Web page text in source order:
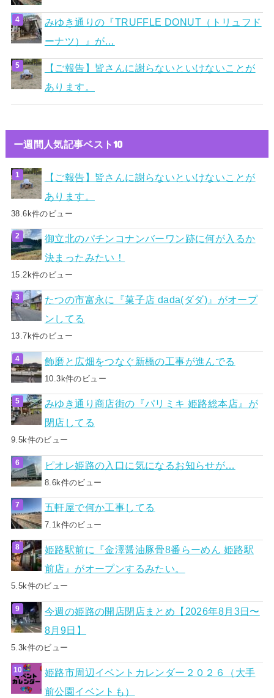
みゆき通りの『TRUFFLE DONUT（トリュフド
ーナツ）』が…
【ご報告】皆さんに謝らないといけないことが
あります。
ー週間人気記事ベスト10
【ご報告】皆さんに謝らないといけないことが
あります。
38.6k件のビュー
御立北のパチンコナンバーワン跡に何が入るか
決まったみたい！
15.2k件のビュー
たつの市富永に『菓子店 dada(ダダ)』がオープ
ンしてる
13.7k件のビュー
飾磨と広畑をつなぐ新橋の工事が進んでる
10.3k件のビュー
みゆき通り商店街の『パリミキ 姫路総本店』が
閉店してる
9.5k件のビュー
ピオレ姫路の入口に気になるお知らせが…
8.6k件のビュー
五軒屋で何か工事してる
7.1k件のビュー
姫路駅前に『金澤醤油豚骨8番らーめん 姫路駅
前店』がオープンするみたい。
5.5k件のビュー
今週の姫路の開店閉店まとめ【2026年8月3日〜
8月9日】
5.3k件のビュー
姫路市周辺イベントカレンダー２０２６（大手
前公園イベントも）